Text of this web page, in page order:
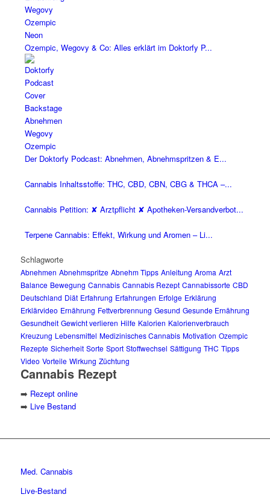
Ozempic, Wegovy & Co: Alles erklärt im Doktorfy P...
Der Doktorfy Podcast: Abnehmen, Abnehmspritzen & E...
Cannabis Inhaltsstoffe: THC, CBD, CBN, CBG & THCA –...
Cannabis Petition: ✘ Arztpflicht ✘ Apotheken-Versandverbot...
Terpene Cannabis: Effekt, Wirkung und Aromen – Li...
Schlagworte
Abnehmen Abnehmspritze Abnehm Tipps Anleitung Aroma Arzt
Balance Bewegung Cannabis Cannabis Rezept Cannabissorte CBD
Deutschland Diät Erfahrung Erfahrungen Erfolge Erklärung
Erklärvideo Ernährung Fettverbrennung Gesund Gesunde Ernährung
Gesundheit Gewicht verlieren Hilfe Kalorien Kalorienverbrauch
Kreuzung Lebensmittel Medizinisches Cannabis Motivation Ozempic
Rezepte Sicherheit Sorte Sport Stoffwechsel Sättigung THC Tipps
Video Vorteile Wirkung Züchtung
Cannabis Rezept
➡️ Rezept online
➡️ Live Bestand
Med. Cannabis
Live-Bestand